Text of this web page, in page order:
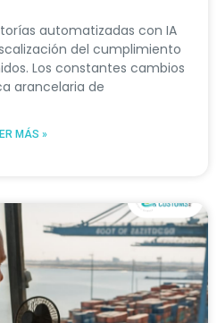
automatizadas con IA
del cumplimiento
Los constantes cambios
arancelaria de
MÁS »